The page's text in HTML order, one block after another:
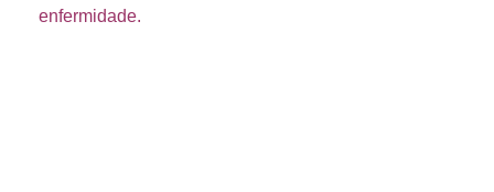
enfermidade.